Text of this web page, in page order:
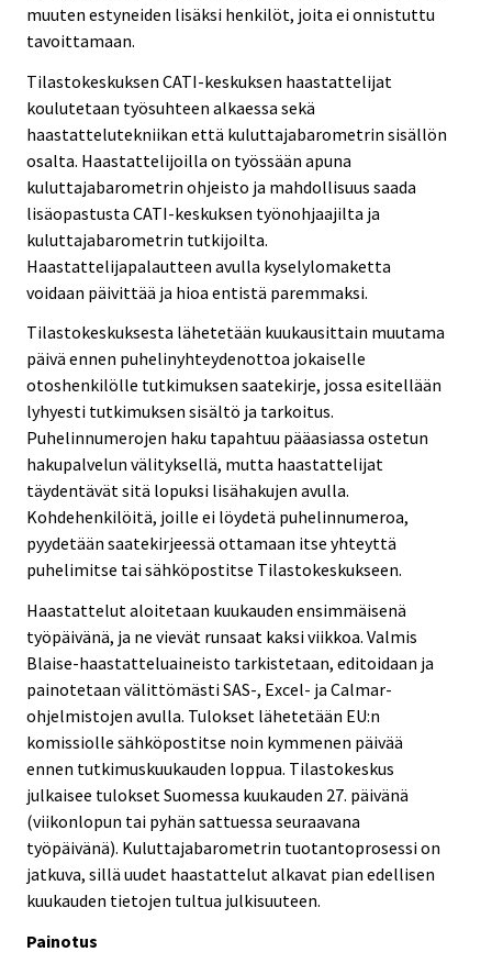
muuten estyneiden lisäksi henkilöt, joita ei onnistuttu
tavoittamaan.
Tilastokeskuksen CATI-keskuksen haastattelijat
koulutetaan työsuhteen alkaessa sekä
haastattelutekniikan että kuluttajabarometrin sisällön
osalta. Haastattelijoilla on työssään apuna
kuluttajabarometrin ohjeisto ja mahdollisuus saada
lisäopastusta CATI-keskuksen työnohjaajilta ja
kuluttajabarometrin tutkijoilta.
Haastattelijapalautteen avulla kyselylomaketta
voidaan päivittää ja hioa entistä paremmaksi.
Tilastokeskuksesta lähetetään kuukausittain muutama
päivä ennen puhelinyhteydenottoa jokaiselle
otoshenkilölle tutkimuksen saatekirje, jossa esitellään
lyhyesti tutkimuksen sisältö ja tarkoitus.
Puhelinnumerojen haku tapahtuu pääasiassa ostetun
hakupalvelun välityksellä, mutta haastattelijat
täydentävät sitä lopuksi lisähakujen avulla.
Kohdehenkilöitä, joille ei löydetä puhelinnumeroa,
pyydetään saatekirjeessä ottamaan itse yhteyttä
puhelimitse tai sähköpostitse Tilastokeskukseen.
Haastattelut aloitetaan kuukauden ensimmäisenä
työpäivänä, ja ne vievät runsaat kaksi viikkoa. Valmis
Blaise-haastatteluaineisto tarkistetaan, editoidaan ja
painotetaan välittömästi SAS-, Excel- ja Calmar-
ohjelmistojen avulla. Tulokset lähetetään EU:n
komissiolle sähköpostitse noin kymmenen päivää
ennen tutkimuskuukauden loppua. Tilastokeskus
julkaisee tulokset Suomessa kuukauden 27. päivänä
(viikonlopun tai pyhän sattuessa seuraavana
työpäivänä). Kuluttajabarometrin tuotantoprosessi on
jatkuva, sillä uudet haastattelut alkavat pian edellisen
kuukauden tietojen tultua julkisuuteen.
Painotus